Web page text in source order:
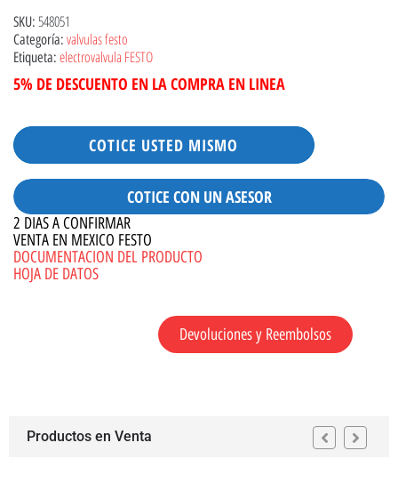
SKU: 548051
Categoría: valvulas festo
Etiqueta: electrovalvula FESTO
5% DE DESCUENTO EN LA COMPRA EN LINEA
COTICE USTED MISMO
COTICE CON UN ASESOR
2 DIAS A CONFIRMAR
VENTA EN MEXICO FESTO
DOCUMENTACION DEL PRODUCTO
HOJA DE DATOS
Devoluciones y Reembolsos
Productos en Venta